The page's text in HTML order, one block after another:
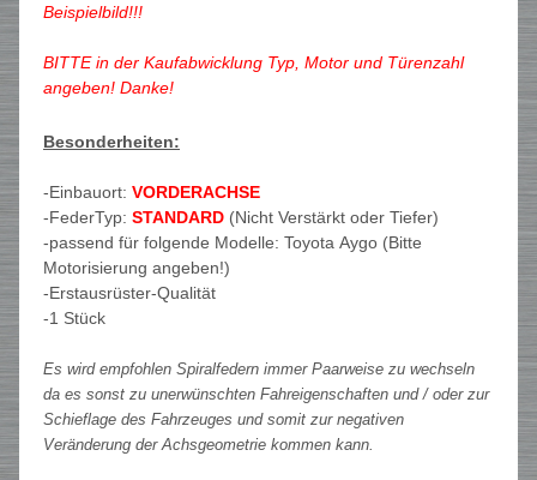
Beispielbild!!!
BITTE in der Kaufabwicklung Typ, Motor und Türenzahl
angeben! Danke!
Besonderheiten:
-Einbauort: VORDERACHSE
-FederTyp: STANDARD (Nicht Verstärkt oder Tiefer)
-passend für folgende Modelle: Toyota Aygo (Bitte
Motorisierung angeben!)
-Erstausrüster-Qualität
-1 Stück
Es wird empfohlen Spiralfedern immer Paarweise zu wechseln
da es sonst zu unerwünschten Fahreigenschaften und / oder zur
Schieflage des Fahrzeuges und somit zur negativen
Veränderung der Achsgeometrie kommen kann.